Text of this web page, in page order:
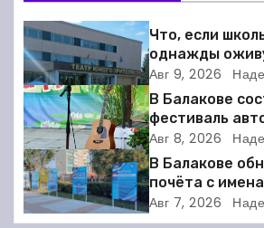
г
а
ц
и
я
п
Что, если
однажды
Балаковский
премьеру
Авг 9, 2026
В Балакове
фестиваль
Авг 8, 2026
В Балакове
почёта с
спортсменов.
Авг 7, 2026